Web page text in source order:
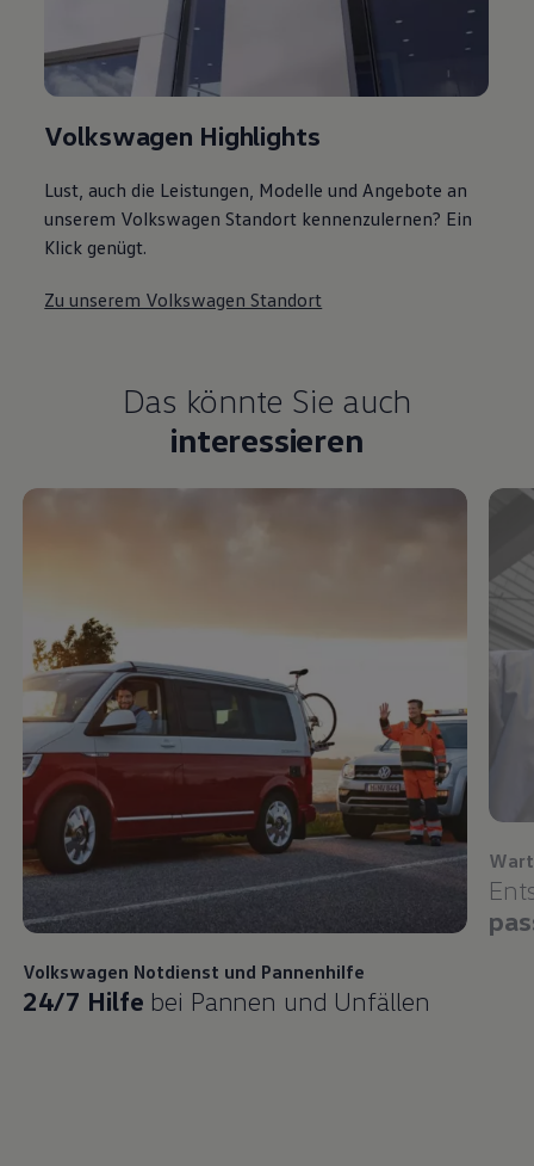
Volkswagen Highlights
Lust, auch die Leistungen, Modelle und Angebote an
unserem Volkswagen Standort kennenzulernen? Ein
Klick genügt.
Zu unserem Volkswagen Standort
Das könnte Sie auch
interessieren
Volkswagen Notdienst und Pannenhilfe
24/7 Hilfe bei Pannen und Unfällen